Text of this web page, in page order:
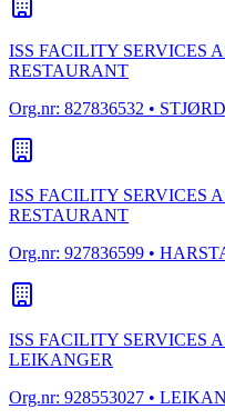
ISS FACILITY SERVICES
RESTAURANT
Org.nr: 827836532 •
ISS FACILITY SERVICES
RESTAURANT
Org.nr: 927836599 •
ISS FACILITY SERVICES
LEIKANGER
Org.nr: 928553027 •